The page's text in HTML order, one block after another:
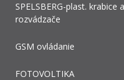
SPELSBERG-plast. krabice a
rozvádzače
GSM ovládanie
FOTOVOLTIKA